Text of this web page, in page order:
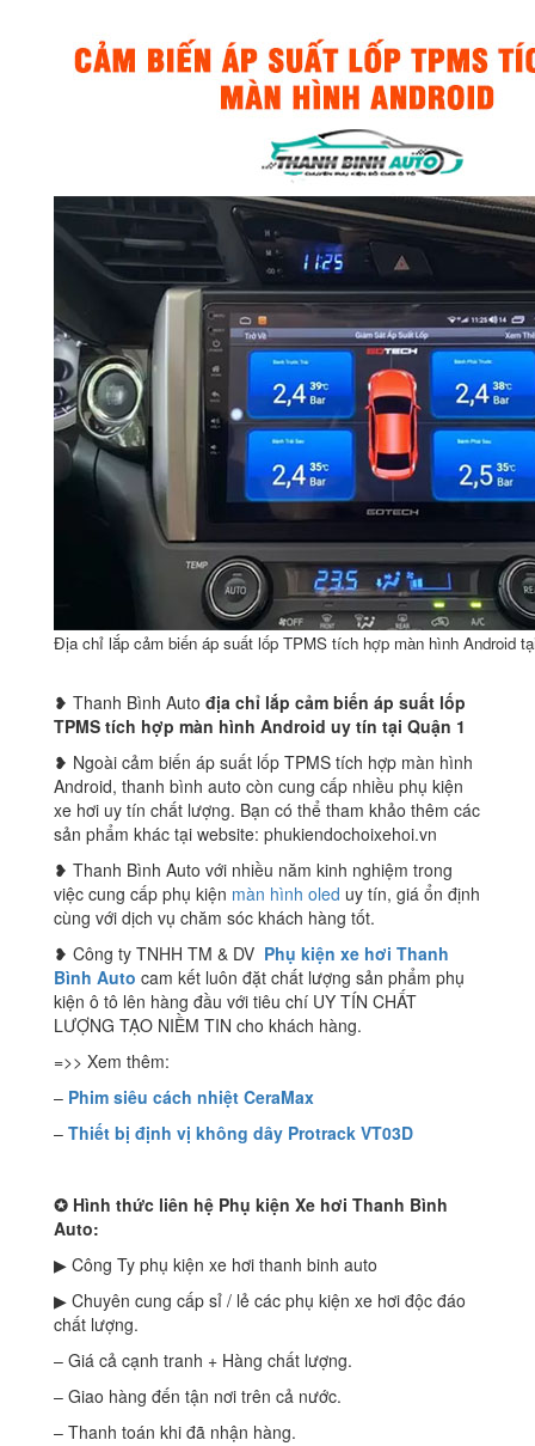
Địa chỉ lắp cảm biến áp suất lốp TPMS tích hợp màn hình Android
❥ Thanh Bình Auto địa chỉ lắp cảm biến áp suất lốp
TPMS tích hợp màn hình Android uy tín tại Quận 1
❥ Ngoài cảm biến áp suất lốp TPMS tích hợp màn hình
Android, thanh bình auto còn cung cấp nhiều phụ kiện
xe hơi uy tín chất lượng. Bạn có thể tham khảo thêm các
sản phẩm khác tại website: phukiendochoixehoi.vn
❥ Thanh Bình Auto với nhiều năm kinh nghiệm trong
việc cung cấp phụ kiện màn hình oled uy tín, giá ổn định
cùng với dịch vụ chăm sóc khách hàng tốt.
❥ Công ty TNHH TM & DV Phụ kiện xe hơi Thanh
Bình Auto cam kết luôn đặt chất lượng sản phẩm phụ
kiện ô tô lên hàng đầu với tiêu chí UY TÍN CHẤT
LƯỢNG TẠO NIỀM TIN cho khách hàng.
=>> Xem thêm:
– Phim siêu cách nhiệt CeraMax
– Thiết bị định vị không dây Protrack VT03D
✪ Hình thức liên hệ Phụ kiện Xe hơi Thanh Bình
Auto:
▶ Công Ty phụ kiện xe hơi thanh binh auto
▶ Chuyên cung cấp sỉ / lẻ các phụ kiện xe hơi độc đáo
chất lượng.
– Giá cả cạnh tranh + Hàng chất lượng.
– Giao hàng đến tận nơi trên cả nước.
– Thanh toán khi đã nhận hàng.